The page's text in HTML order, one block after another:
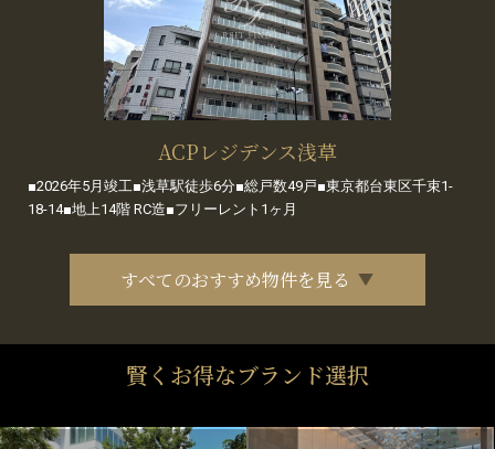
ACPレジデンス浅草
■2026年5月竣工■浅草駅徒歩6分■総戸数49戸■東京都台東区千束1-
18-14■地上14階 RC造■フリーレント1ヶ月
すべてのおすすめ物件を見る
賢くお得なブランド選択